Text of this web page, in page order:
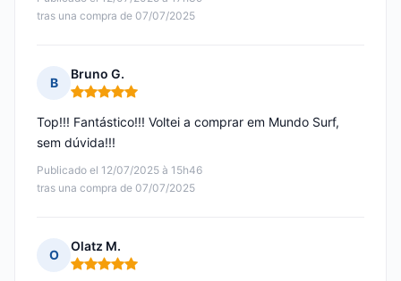
tras una compra de 07/07/2025
B
Bruno G.
Nota: 5 de 5
Publicado el 12/07/2025 à 15h46
tras una compra de 07/07/2025
Top!!! Fantástico!!! Voltei a comprar em Mundo Surf,
sem dúvida!!!
O
Olatz M.
Nota: 5 de 5